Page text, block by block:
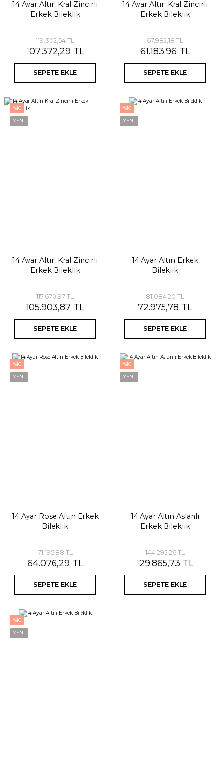
14 Ayar Altın Kral Zincirli
Erkek Bileklik
119.302,54 TL
107.372,29 TL
SEPETE EKLE
14 Ayar Altın Kral Zincirli
Erkek Bileklik
67.982,18 TL
61.183,96 TL
SEPETE EKLE
%10
YENİ
14 Ayar Altın Kral Zincirli
Erkek Bileklik
117.670,97 TL
105.903,87 TL
SEPETE EKLE
%10
YENİ
14 Ayar Altın Erkek
Bileklik
81.084,20 TL
72.975,78 TL
SEPETE EKLE
%10
YENİ
14 Ayar Rose Altın Erkek
Bileklik
71.195,88 TL
64.076,29 TL
SEPETE EKLE
%10
YENİ
14 Ayar Altın Aslanlı
Erkek Bileklik
144.295,26 TL
129.865,73 TL
SEPETE EKLE
%10
YENİ